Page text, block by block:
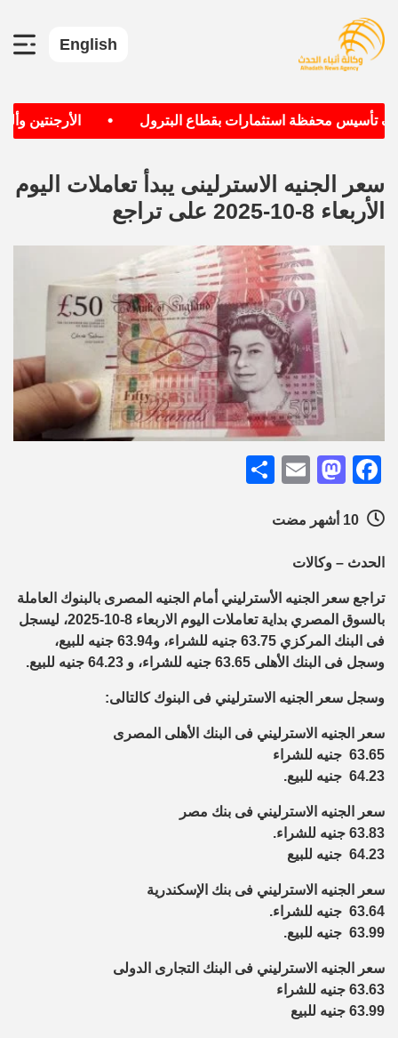
English
تأسيس محفظة استثمارات بقطاع البترول الأرجنتين
سعر الجنيه الاسترلينى يبدأ تعاملات اليوم
الأربعاء 8-10-2025 على تراجع
Facebook
Mastodon
Email
الحدث – وكالات
تراجع سعر الجنيه الأسترليني أمام الجنيه المصرى بالبنوك العاملة
بالسوق المصري بداية تعاملات اليوم الاربعاء 8-10-2025، ليسجل
فى البنك المركزي 63.75 جنيه للشراء، و63.94 جنيه للبيع،
وسجل فى البنك الأهلى 63.65 جنيه للشراء، و 64.23 جنيه للبيع.
وسجل سعر الجنيه الاسترليني فى البنوك كالتالى:
سعر الجنيه الاسترليني فى البنك الأهلى المصرى
63.65 جنيه للشراء
64.23 جنيه للبيع.
سعر الجنيه الاسترليني فى بنك مصر
63.83 جنيه للشراء.
64.23 جنيه للبيع
سعر الجنيه الاسترليني فى بنك الإسكندرية
63.64 جنيه للشراء.
63.99 جنيه للبيع.
سعر الجنيه الاسترليني فى البنك التجارى الدولى
63.63 جنيه للشراء
63.99 جنيه للبيع